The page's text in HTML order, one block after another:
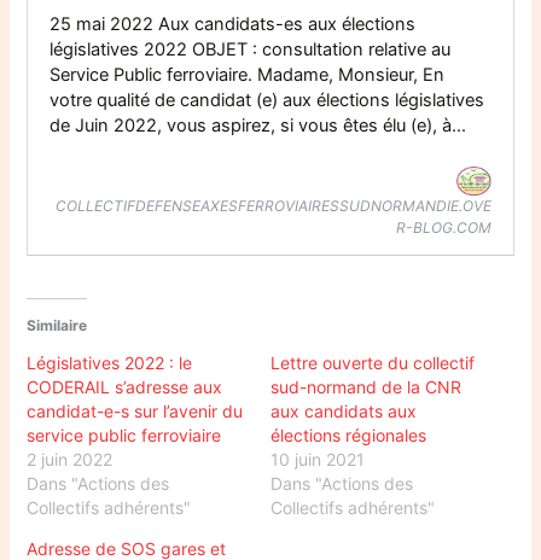
25 mai 2022 Aux candidats-es aux élections
législatives 2022 OBJET : consultation relative au
Service Public ferroviaire. Madame, Monsieur, En
votre qualité de candidat (e) aux élections législatives
de Juin 2022, vous aspirez, si vous êtes élu (e), à...
COLLECTIFDEFENSEAXESFERROVIAIRESSUDNORMANDIE.OVE
R-BLOG.COM
Similaire
Législatives 2022 : le
CODERAIL s’adresse aux
candidat-e-s sur l’avenir du
service public ferroviaire
2 juin 2022
Dans "Actions des
Collectifs adhérents"
Lettre ouverte du collectif
sud-normand de la CNR
aux candidats aux
élections régionales
10 juin 2021
Dans "Actions des
Collectifs adhérents"
Adresse de SOS gares et